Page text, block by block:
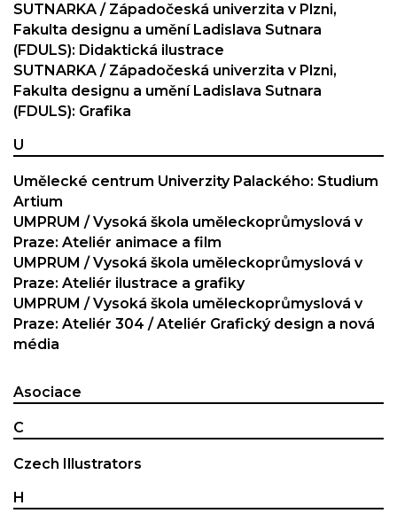
SUTNARKA / Západočeská univerzita v Plzni,
Fakulta designu a umění Ladislava Sutnara
(FDULS): Didaktická ilustrace
SUTNARKA / Západočeská univerzita v Plzni,
Fakulta designu a umění Ladislava Sutnara
(FDULS): Grafika
U
Umělecké centrum Univerzity Palackého: Studium
Artium
UMPRUM / Vysoká škola uměleckoprůmyslová v
Praze: Ateliér animace a film
UMPRUM / Vysoká škola uměleckoprůmyslová v
Praze: Ateliér ilustrace a grafiky
UMPRUM / Vysoká škola uměleckoprůmyslová v
Praze: Ateliér 304 / Ateliér Grafický design a nová
média
Asociace
C
Czech Illustrators
H